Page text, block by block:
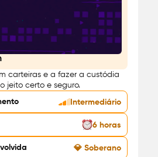
carteiras e a fazer a custódia
jeito certo e seguro.
Intermediário
6 horas
💎 Soberano